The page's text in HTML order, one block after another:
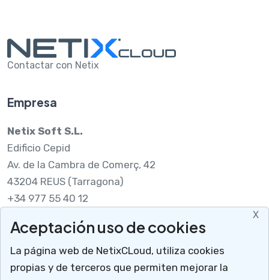
X
Aceptación uso de cookies
La página web de NetixCLoud, utiliza cookies
propias y de terceros que permiten mejorar la
Contactar con Netix
Empresa
Netix Soft S.L.
Edificio Cepid
Av. de la Cambra de Comerç, 42
43204 REUS (Tarragona)
+34 977 55 40 12
Legal
Nota legal